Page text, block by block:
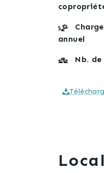
annuel
Nb.